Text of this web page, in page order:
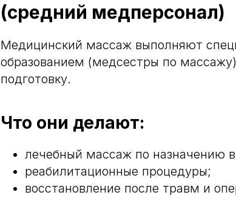
(средний медперсонал)
Медицинский массаж выполняют
образованием (медсестры по
подготовку.
Что они делают:
лечебный массаж по назначению
реабилитационные процедуры;
восстановление после травм и